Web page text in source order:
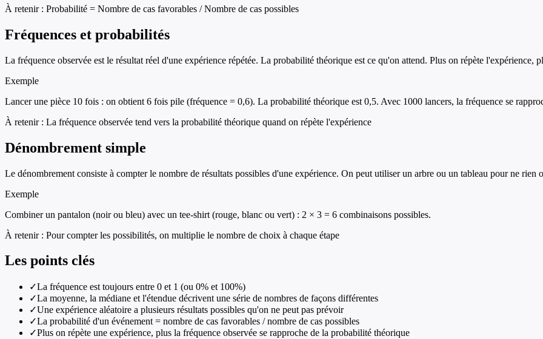
À retenir : Probabilité = Nombre de cas favorables / Nombre de cas possibles
Fréquences et probabilités
La fréquence observée est le résultat réel d'une expérience répétée. La probabilité théorique est ce qu'on attend. Plus on répète l'expérience,
Exemple
Lancer une pièce 10 fois : on obtient 6 fois pile (fréquence = 0,6). La probabilité théorique est 0,5. Avec 1000 lancers, la fréquence se
À retenir : La fréquence observée tend vers la probabilité théorique quand on répète l'expérience
Dénombrement simple
Le dénombrement consiste à compter le nombre de résultats possibles d'une expérience. On peut utiliser un arbre ou un tableau pour ne rien
Exemple
Combiner un pantalon (noir ou bleu) avec un tee-shirt (rouge, blanc ou vert) : 2 × 3 = 6 combinaisons possibles.
À retenir : Pour compter les possibilités, on multiplie le nombre de choix à chaque étape
Les points clés
✓La fréquence est toujours entre 0 et 1 (ou 0% et 100%)
✓La moyenne, la médiane et l'étendue décrivent une série de nombres de façons différentes
✓Une expérience aléatoire a plusieurs résultats possibles qu'on ne peut pas prévoir
✓La probabilité d'un événement = nombre de cas favorables / nombre de cas possibles
✓Plus on répète une expérience, plus la fréquence observée se rapproche de la probabilité théorique